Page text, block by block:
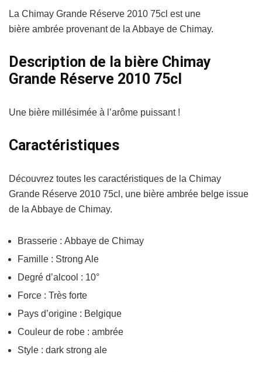
La Chimay Grande Réserve 2010 75cl est une
bière ambrée provenant de la Abbaye de Chimay.
Description de la bière Chimay
Grande Réserve 2010 75cl
Une bière millésimée à l’arôme puissant !
Caractéristiques
Découvrez toutes les caractéristiques de la Chimay
Grande Réserve 2010 75cl, une bière ambrée belge issue
de la Abbaye de Chimay.
Brasserie : Abbaye de Chimay
Famille : Strong Ale
Degré d’alcool : 10°
Force : Très forte
Pays d’origine : Belgique
Couleur de robe : ambrée
Style : dark strong ale